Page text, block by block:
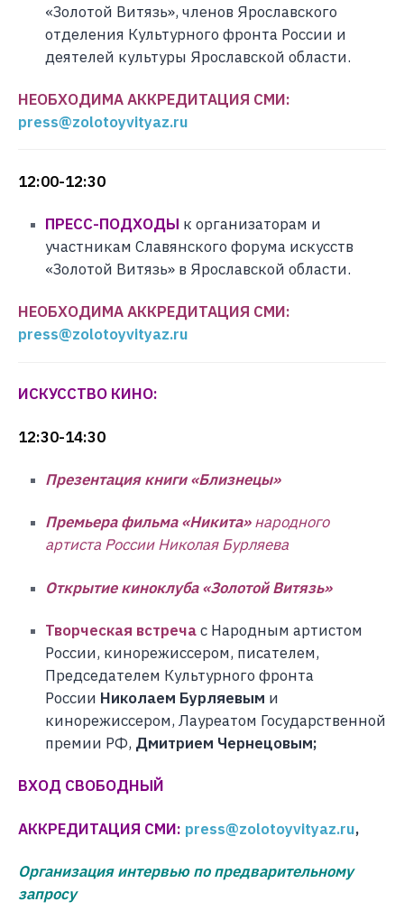
«Золотой Витязь», членов Ярославского
отделения Культурного фронта России и
деятелей культуры Ярославской области.
НЕОБХОДИМА АККРЕДИТАЦИЯ СМИ:
press@zolotoyvityaz.ru
12:00-12:30
ПРЕСС-ПОДХОДЫ к организаторам и
участникам Славянского форума искусств
«Золотой Витязь» в Ярославской области.
НЕОБХОДИМА АККРЕДИТАЦИЯ СМИ:
press@zolotoyvityaz.ru
ИСКУССТВО КИНО:
12:30-14:30
Презентация книги «Близнецы»
Премьера фильма «Никита»народного
артиста России Николая Бурляева
Открытие киноклуба «Золотой Витязь»
Творческая встречас Народным артистом
России, кинорежиссером, писателем,
Председателем Культурного фронта
России Николаем Бурляевым и
кинорежиссером, Лауреатом Государственной
премии РФ, Дмитрием Чернецовым;
ВХОД СВОБОДНЫЙ
АККРЕДИТАЦИЯ СМИ: press@zolotoyvityaz.ru,
Организация интервью по предварительному
запросу